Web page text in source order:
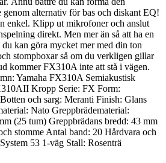
genom alternativ för bas och diskant EQ!
enkel. Klipp ut mikrofoner och anslut
direkt. Men mer än så att ha en
kan göra mycket mer med din ton
stompboxar så om du verkligen gillar
kommer FX310A inte att stå i vägen.
Yamaha FX310A Semiakustisk
Kropp Serie: FX Form:
och sarg: Meranti Finish: Glans
Nato Greppbrädematerial:
(25 tum) Greppbrädans bredd: 43 mm
stomme Antal band: 20 Hårdvara och
53 1-väg Stall: Rosenträ